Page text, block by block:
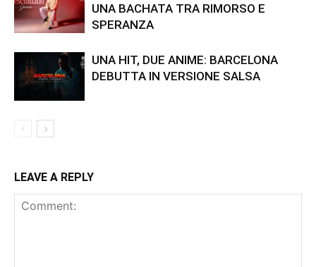
UNA BACHATA TRA RIMORSO E
SPERANZA
UNA HIT, DUE ANIME: BARCELONA
DEBUTTA IN VERSIONE SALSA
LEAVE A REPLY